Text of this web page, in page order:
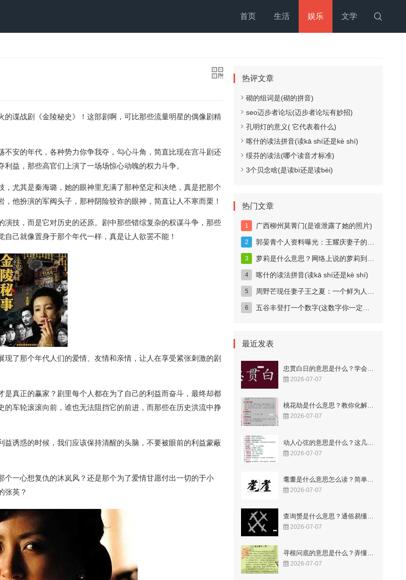

首页 生活 娱乐 文学
谍战剧《金陵秘史》！这部剧啊，可比那些流量明星的偶像剧精
安的年代，各种势力你争我夺，勾心斗角，简直比现在宫斗剧还
益，那些高官们上演了一场场惊心动魄的权力斗争。
尤其是秦海璐，她的眼神里充满了那种坚定和决绝，真是把那个
他扮演的军阀头子，那种阴险狡诈的眼神，简直让人不寒而栗！
技，而是它对历史的还原。剧中那些错综复杂的权谋斗争，那些
己就像置身于那个年代一样，真是让人欲罢不能！
了那个年代人们的爱情、友情和亲情，让人在享受紧张刺激的剧
真正的赢家？剧里每个人都在为了自己的利益而奋斗，最终却都
车轮滚滚向前，谁也无法阻挡它的前进，而那些在历史洪流中挣
诱惑的时候，我们应该保持清醒的头脑，不要被眼前的利益蒙蔽
一心想复仇的沐岚风？还是那个为了爱情甘愿付出一切的于小
张英？
热评文章
砌的组词是(砌的拼音)
seo迈步者论坛(迈步者论坛有妙招)
孔明灯的意义( 它代表着什么)
喀什的读法拼音(读kā shí还是kè shí)
绥芬的读法(哪个读音才标准)
3个贝念啥(是读bì还是读bèi)
热门文章
广西柳州莫菁门(是谁泄露了她的照片)
郭晏青个人资料曝光：王耀庆妻子的科技女神身份揭秘
萝莉是什么意思？网络上说的萝莉到底指什么？
喀什的读法拼音(读kā shí还是kè shí)
周野芒现任妻子王之夏：一个鲜为人知的妻子
五谷丰登打一个数字(这数字你一定猜得到)
最近发表
忠贯白日的意思是什么？学会这样用更显智慧！
2026-07-07
桃花劫是什么意思？教你化解烂桃花的秘籍！
2026-07-07
2026-07-07
2026-07-07
查询赟是什么意思？通俗易懂的解释来了
2026-07-07
寻根问底的意思是什么？弄懂这两个字让你豁然开朗！
2026-07-07